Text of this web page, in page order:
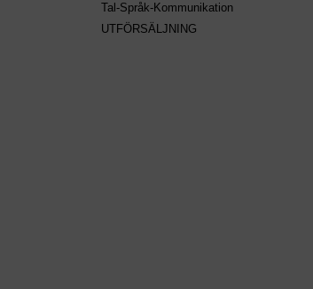
Tal-Språk-Kommunikation
UTFÖRSÄLJNING